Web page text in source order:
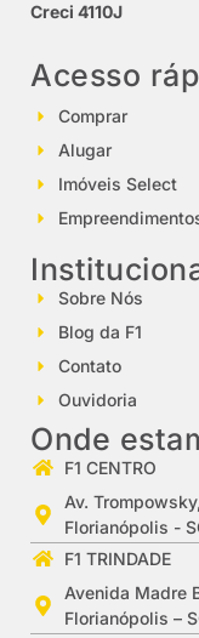
Creci 4110J
Acesso
Comprar
Alugar
Imóveis Select
Sobre Nós
Blog da F1
Contato
Ouvidoria
Onde
F1 CENTRO
Av.
Florianópolis -
F1 TRINDADE
Avenida Madre
Florianópolis –